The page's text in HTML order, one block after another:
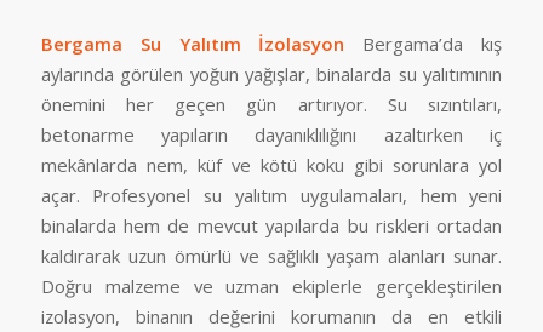
Bergama Su Yalıtım İzolasyon Bergama’da kış
aylarında görülen yoğun yağışlar, binalarda su yalıtımının
önemini her geçen gün artırıyor. Su sızıntıları,
betonarme yapıların dayanıklılığını azaltırken iç
mekânlarda nem, küf ve kötü koku gibi sorunlara yol
açar. Profesyonel su yalıtım uygulamaları, hem yeni
binalarda hem de mevcut yapılarda bu riskleri ortadan
kaldırarak uzun ömürlü ve sağlıklı yaşam alanları sunar.
Doğru malzeme ve uzman ekiplerle gerçekleştirilen
izolasyon, binanın değerini korumanın da en etkili